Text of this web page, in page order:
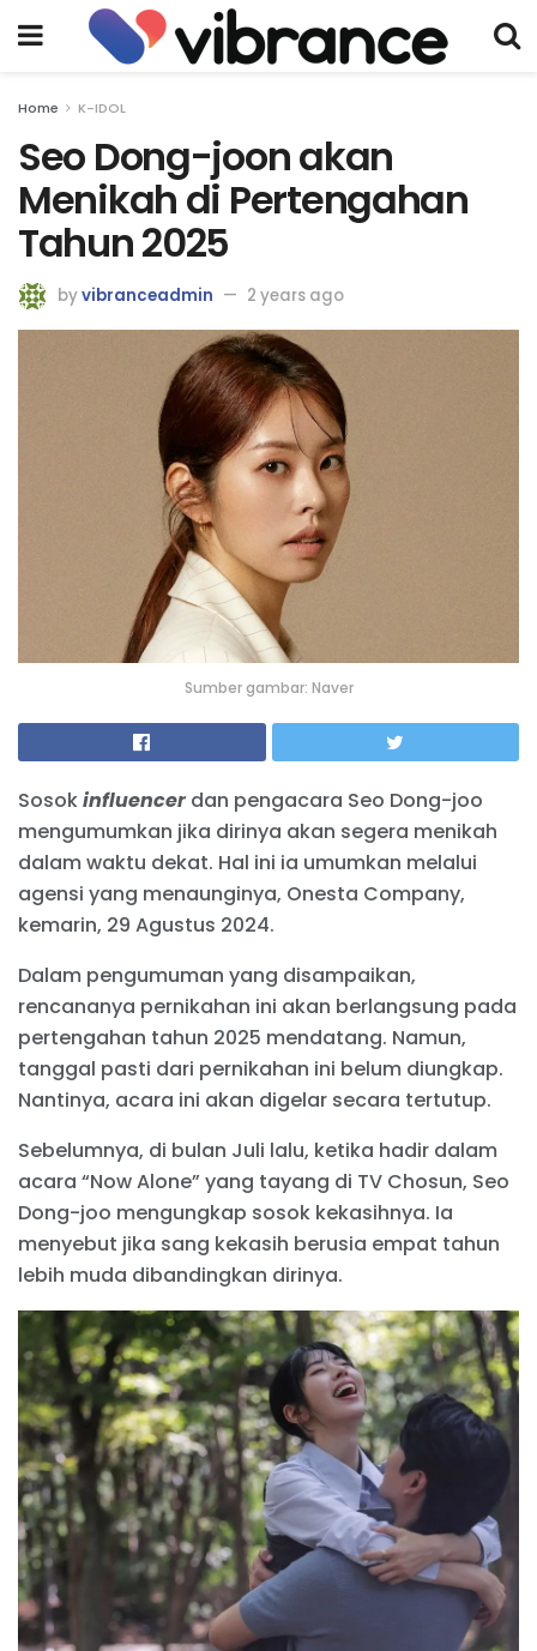
Home K-IDOL
Seo Dong-joon akan
Menikah di Pertengahan
Tahun 2025
byvibranceadmin 2 years ago
Sumber gambar: Naver
Sosokinfluencerdan pengacara Seo Dong-joo
mengumumkan jika dirinya akan segera menikah
dalam waktu dekat. Hal ini ia umumkan melalui
agensi yang menaunginya, Onesta Company,
kemarin, 29 Agustus 2024.
Dalam pengumuman yang disampaikan,
rencananya pernikahan ini akan berlangsung pada
pertengahan tahun 2025 mendatang. Namun,
tanggal pasti dari pernikahan ini belum diungkap.
Nantinya, acara ini akan digelar secara tertutup.
Sebelumnya, di bulan Juli lalu, ketika hadir dalam
acara “Now Alone” yang tayang di TV Chosun, Seo
Dong-joo mengungkap sosok kekasihnya. Ia
menyebut jika sang kekasih berusia empat tahun
lebih muda dibandingkan dirinya.